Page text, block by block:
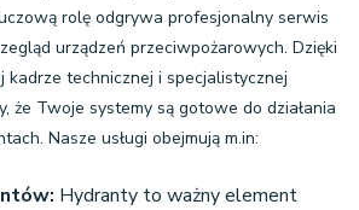
rolę odgrywa profesjonalny serwis
urządzeń przeciwpożarowych. Dzięki
kadrze technicznej i specjalistycznej
że Twoje systemy są gotowe do działania
Nasze usługi obejmują m.in:
: Hydranty to ważny element